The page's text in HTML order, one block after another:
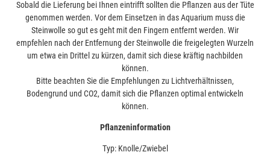
Sobald die Lieferung bei Ihnen eintrifft sollten die Pflanzen aus der Tüte
genommen werden. Vor dem Einsetzen in das Aquarium muss die
Steinwolle so gut es geht mit den Fingern entfernt werden. Wir
empfehlen nach der Entfernung der Steinwolle die freigelegten Wurzeln
um etwa ein Drittel zu kürzen, damit sich diese kräftig nachbilden
können.
Bitte beachten Sie die Empfehlungen zu Lichtverhältnissen,
Bodengrund und CO2, damit sich die Pflanzen optimal entwickeln
können.
Pflanzeninformation
Typ: Knolle/Zwiebel